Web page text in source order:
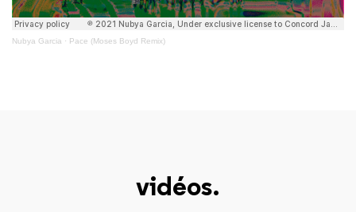
Nubya Garcia · Pace (Moses Boyd Remix)
vidéos.